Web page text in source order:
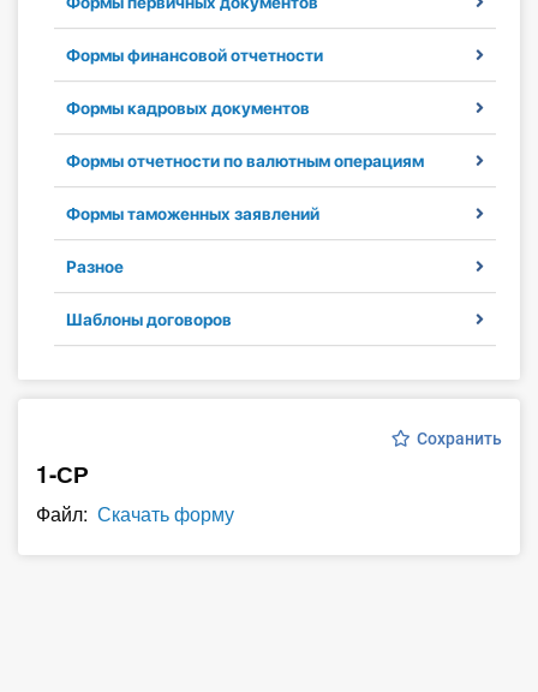
Справочник бухгалтера
Участник ВЭД
Практика ИП
Кадры. Труд. Зарплата.
Учет по отраслям
Юридический помощник
О Системе
Обучение
Формы финансовой отчетности
Формы кадровых документов
Формы отчетности по валютным операциям
Формы таможенных заявлений
Разное
Шаблоны договоров
Сохранить
1-СР
Файл: Скачать форму